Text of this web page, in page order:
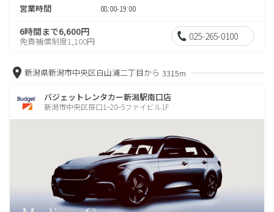
営業時間 08:00-19:00
6時間まで6,600円
免責補償制度1,100円 025-265-0100
新潟県新潟市中央区白山浦二丁目から 3315m
バジェットレンタカー新潟駅南口店
新潟市中央区笹口1−20−5ファイビル1F